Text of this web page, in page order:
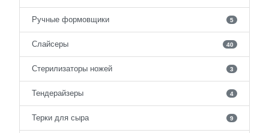
Ручные формовщики 5
Слайсеры 40
Стерилизаторы ножей 3
Тендерайзеры 4
Терки для сыра 9